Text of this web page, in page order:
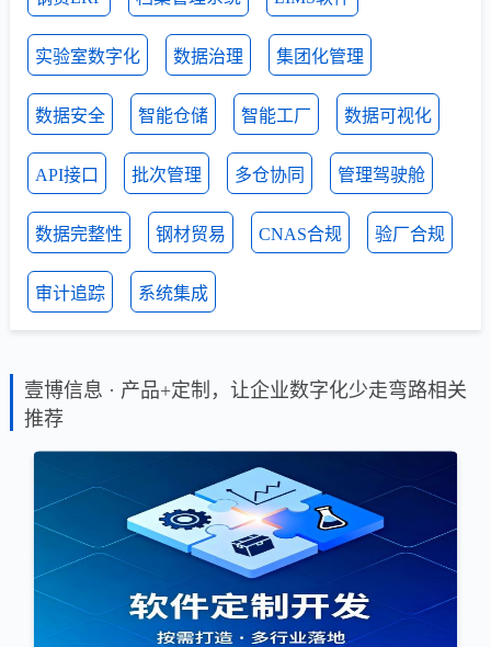
实验室数字化 数据治理 集团化管理
数据安全 智能仓储 智能工厂 数据可视化
API接口 批次管理 多仓协同 管理驾驶舱
数据完整性 钢材贸易 CNAS合规 验厂合规
审计追踪 系统集成
壹博信息 · 产品+定制，让企业数字化少走弯路相关
推荐